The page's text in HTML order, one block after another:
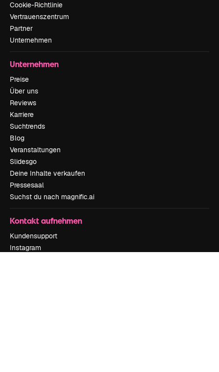
Cookie-Richtlinie
Vertrauenszentrum
Partner
Unternehmen
Unternehmen
Preise
Über uns
Reviews
Karriere
Suchtrends
Blog
Veranstaltungen
Slidesgo
Deine Inhalte verkaufen
Pressesaal
Suchst du nach magnific.ai
Kontakt aufnehmen
Kundensupport
Instagram